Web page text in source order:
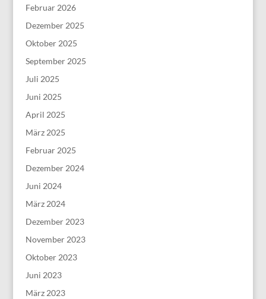
Februar 2026
Dezember 2025
Oktober 2025
September 2025
Juli 2025
Juni 2025
April 2025
März 2025
Februar 2025
Dezember 2024
Juni 2024
März 2024
Dezember 2023
November 2023
Oktober 2023
Juni 2023
März 2023